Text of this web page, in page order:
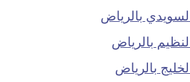
بالرياض
بالرياض
بالرياض